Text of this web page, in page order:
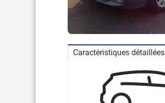
Caractéristiques détaillées